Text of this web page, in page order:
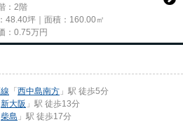
：2階
48.40坪｜面積：160.00㎡
： 0.75万円
「西中島南方 」駅 徒歩5分
新大阪 」駅 徒歩13分
柴島 」駅 徒歩17分